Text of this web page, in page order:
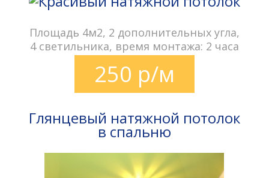
Площадь 4м2, 2 дополнительных угла,
4 светильника, время монтажа: 2 часа
250 р/м
Глянцевый натяжной потолок
в спальню